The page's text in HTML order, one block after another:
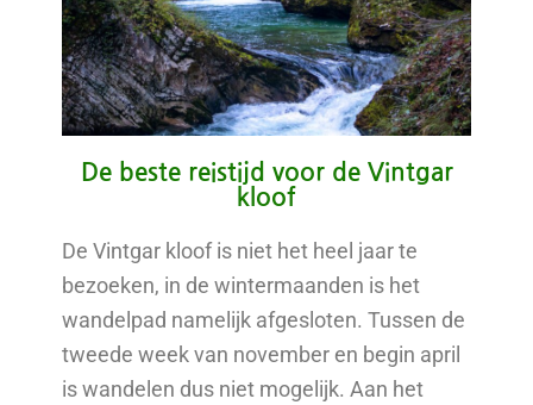
De beste reistijd voor de Vintgar
kloof
De Vintgar kloof is niet het heel jaar te
bezoeken, in de wintermaanden is het
wandelpad namelijk afgesloten. Tussen de
tweede week van november en begin april
is wandelen dus niet mogelijk. Aan het